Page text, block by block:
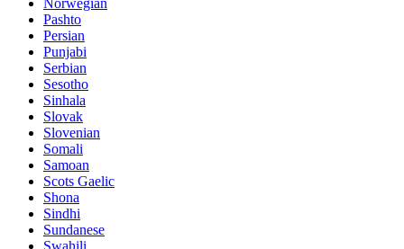
Pashto
Persian
Punjabi
Serbian
Sesotho
Sinhala
Slovak
Slovenian
Somali
Samoan
Scots Gaelic
Shona
Sindhi
Sundanese
Swahili